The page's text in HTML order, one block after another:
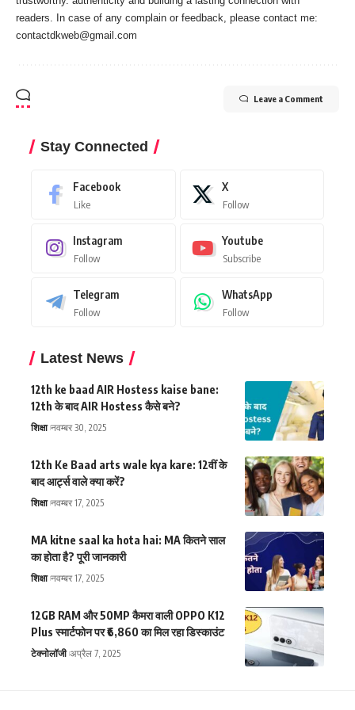
readers. In case of any complain or feedback, please contact me:
contactdkweb@gmail.com
Leave a Comment
Stay Connected
Facebook
Like
X
Follow
Instagram
Follow
Youtube
Subscribe
Telegram
Follow
WhatsApp
Follow
Latest News
12th ke baad AIR Hostess kaise bane:
12th के बाद AIR Hostess कैसे बने?
शिक्षा नवम्बर 30, 2025
12th Ke Baad arts wale kya kare: 12वीं के
बाद आर्ट्स वाले क्या करें?
शिक्षा नवम्बर 17, 2025
MA kitne saal ka hota hai: MA कितने साल
का होता है? पूरी जानकारी
शिक्षा नवम्बर 17, 2025
12GB RAM और 50MP कैमरा वाली OPPO K12
Plus स्मार्टफोन पर ₹6,860 का मिल रहा डिस्काउंट
टेक्नोलॉजी अप्रैल 7, 2025